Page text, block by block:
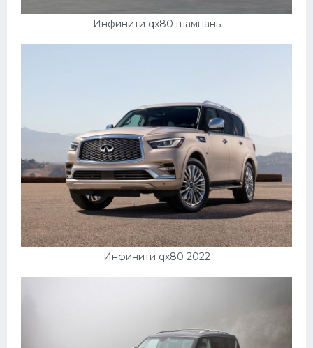
Инфинити qx80 шампань
Инфинити qx80 2022